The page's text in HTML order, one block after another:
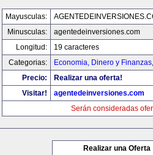
Mayusculas:
Minusculas:
agentedeinversiones.com
Longitud:
19 caracteres
Categorias:
Economia, Dinero y Finanzas
Precio:
Realizar una oferta!
Visitar!
agentedeinversiones.com
Serán consideradas
Realizar una Oferta